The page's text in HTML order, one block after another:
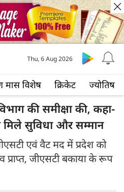
मास विशेष क्रिकेट ज्योतिष
Thu, 6 Aug 2026
की समीक्षा की, कहा-
मिले सुविधा और सम्मान
एवं वैट मद में प्रदेश को
प्राप्त, जीएसटी बकाया के रूप